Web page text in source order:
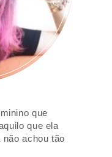
que
que ela
achou tão